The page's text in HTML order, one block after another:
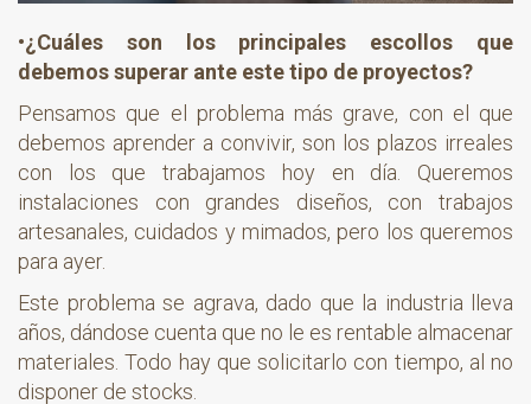
•¿Cuáles son los principales escollos que
debemos superar ante este tipo de proyectos?
Pensamos que el problema más grave, con el que
debemos aprender a convivir, son los plazos irreales
con los que trabajamos hoy en día. Queremos
instalaciones con grandes diseños, con trabajos
artesanales, cuidados y mimados, pero los queremos
para ayer.
Este problema se agrava, dado que la industria lleva
años, dándose cuenta que no le es rentable almacenar
materiales. Todo hay que solicitarlo con tiempo, al no
disponer de stocks.